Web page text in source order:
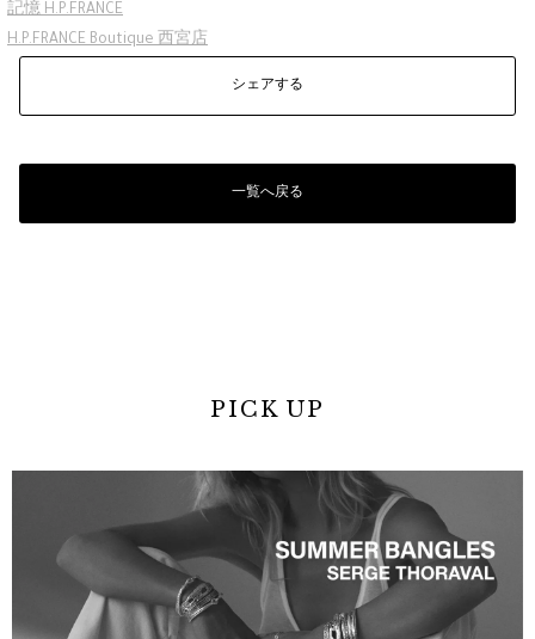
記憶 H.P.FRANCE
H.P.FRANCE Boutique 西宮店
シェアする
一覧へ戻る
PICK UP